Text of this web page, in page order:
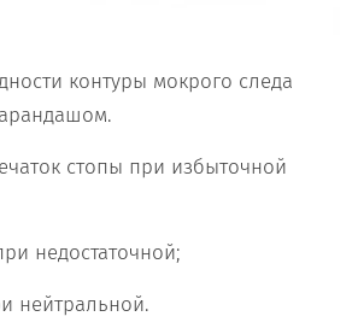
контуры мокрого следа
стопы при избыточной
недостаточной;
нейтральной.